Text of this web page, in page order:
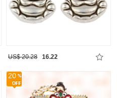
US$ 20.28 16.22
20